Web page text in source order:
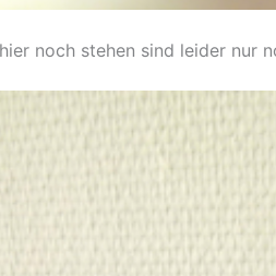
noch stehen sind leider nur